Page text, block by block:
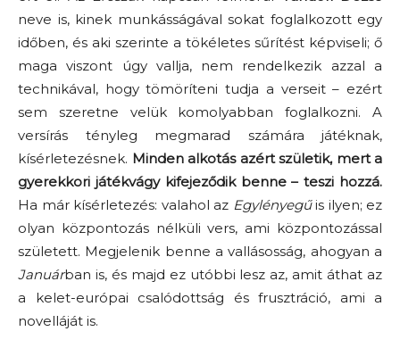
neve is, kinek munkásságával sokat foglalkozott egy
időben, és aki szerinte a tökéletes sűrítést képviseli; ő
maga viszont úgy vallja, nem rendelkezik azzal a
technikával, hogy tömöríteni tudja a verseit – ezért
sem szeretne velük komolyabban foglalkozni. A
versírás tényleg megmarad számára játéknak,
kísérletezésnek. Minden alkotás azért születik, mert a
gyerekkori játékvágy kifejeződik benne – teszi hozzá.
Ha már kísérletezés: valahol az Egylényegűis ilyen; ez
olyan központozás nélküli vers, ami központozással
született. Megjelenik benne a vallásosság, ahogyan a
Januárban is, és majd ez utóbbi lesz az, amit áthat az
a kelet-európai csalódottság és frusztráció, ami a
novelláját is.